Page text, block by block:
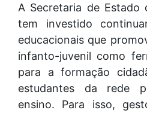
A Secretaria de Estado
tem investido
educacionais que
infanto-juvenil como
para a formação
estudantes da rede
ensino. Para isso,